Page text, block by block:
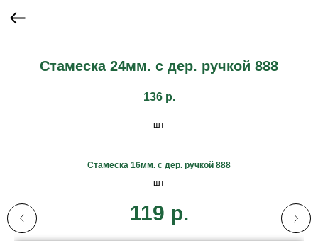
Стамеска 24мм. с дер. ручкой 888
136 р.
шт
Стамеска 16мм. с дер. ручкой 888
шт
119 р.